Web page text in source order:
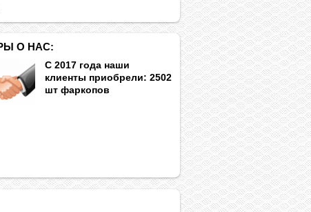
О НАС:
С 2017 года наши
клиенты приобрели: 2502
шт фаркопов